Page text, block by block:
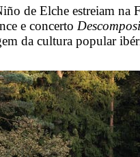
de Elche estreiam na
e concerto
da cultura popular